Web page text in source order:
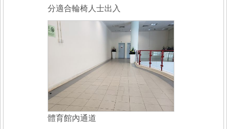
分適合輪椅人士出入
體育館內通道